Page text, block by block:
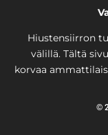
Hiustensiirron
välillä. Tältä
korvaa
©